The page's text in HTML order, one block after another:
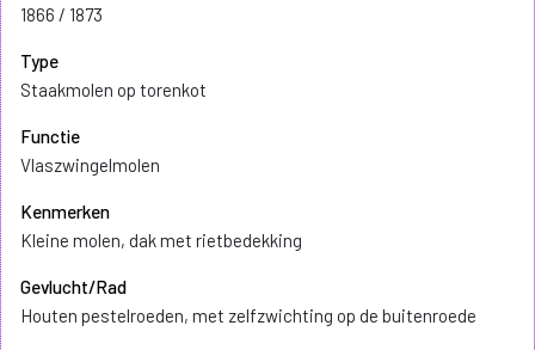
1866 / 1873
Type
Staakmolen op torenkot
Functie
Vlaszwingelmolen
Kenmerken
Kleine molen, dak met rietbedekking
Gevlucht/Rad
Houten pestelroeden, met zelfzwichting op de buitenroede